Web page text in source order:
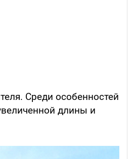
Среди особенностей
длины и